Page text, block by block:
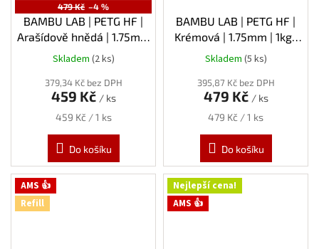
479 Kč –4 %
BAMBU LAB | PETG HF |
Arašídově hnědá | 1.75mm
| 1kg
Skladem (2 ks)
379,34 Kč bez DPH
459 Kč / ks
Měrná
459 Kč / 1 ks
Do košíku
BAMBU LAB | PETG HF |
Krémová | 1.75mm | 1kg |
Spool
Skladem (5 ks)
395,87 Kč bez DPH
479 Kč / ks
Měrná
479 Kč / 1 ks
Do košíku
AMS 👍
Refill
Nejlepší cena!
AMS 👍